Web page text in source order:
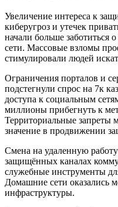
Увеличение интереса к
киберугроз и утечек
начали больше заботиться
сети. Массовые взломы
стимулировали людей
Ограничения порталов и
подстегнули спрос на 7к
доступа к социальным
миллионы прибегнуть к
Территориальные запреты
значение в продвижении
Смена на удаленную
защищённых каналах
служебные инструменты
Домашние сети оказались
инфраструктуры.